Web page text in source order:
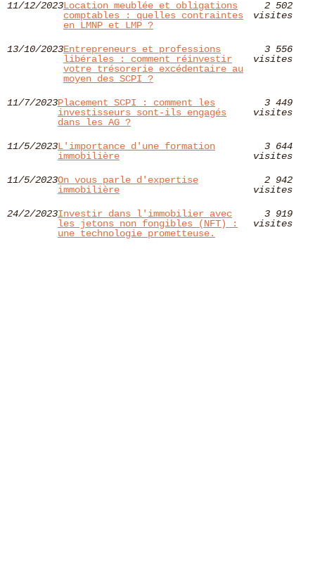
11/12/2023Location meublée et obligations
comptables : quelles contraintes
en LMNP et LMP ?
2 502
visites
13/10/2023Entrepreneurs et professions
libérales : comment réinvestir
votre trésorerie excédentaire au
moyen des SCPI ?
3 556
visites
11/7/2023Placement SCPI : comment les
investisseurs sont-ils engagés
dans les AG ?
3 449
visites
11/5/2023L'importance d'une formation
immobilière
3 644
visites
11/5/2023On vous parle d'expertise
immobilière
2 942
visites
24/2/2023Investir dans l'immobilier avec
les jetons non fongibles (NFT) :
une technologie prometteuse.
3 919
visites